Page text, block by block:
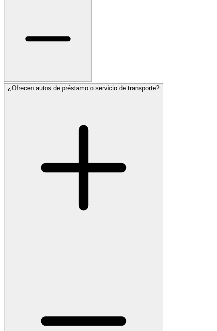
¿Ofrecen autos de préstamo o servicio de transporte?